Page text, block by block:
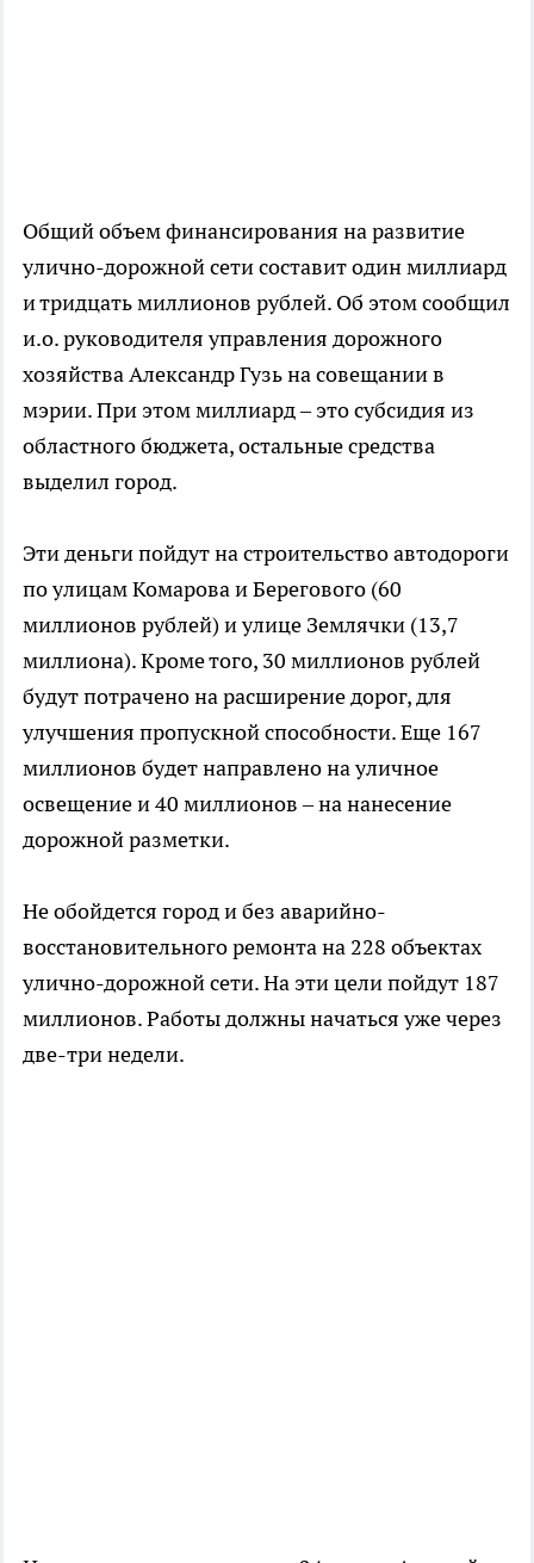
Общий объем финансирования на развитие
улично-дорожной сети составит один миллиард
и тридцать миллионов рублей. Об этом сообщил
и.о. руководителя управления дорожного
хозяйства Александр Гузь на совещании в
мэрии. При этом миллиард – это субсидия из
областного бюджета, остальные средства
выделил город.
Эти деньги пойдут на строительство автодороги
по улицам Комарова и Берегового (60
миллионов рублей) и улице Землячки (13,7
миллиона). Кроме того, 30 миллионов рублей
будут потрачено на расширение дорог, для
улучшения пропускной способности. Еще 167
миллионов будет направлено на уличное
освещение и 40 миллионов – на нанесение
дорожной разметки.
Не обойдется город и без аварийно-
восстановительного ремонта на 228 объектах
улично-дорожной сети. На эти цели пойдут 187
миллионов. Работы должны начаться уже через
две-три недели.